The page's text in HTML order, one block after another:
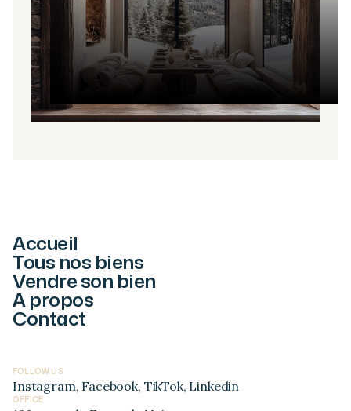
Accueil
Tous nos biens
Vendre son bien
A propos
Contact
FOLLOW US
Instagram, Facebook, TikTok, Linkedin
OFFICE